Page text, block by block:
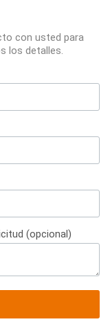
con usted para
los detalles.
(opcional)